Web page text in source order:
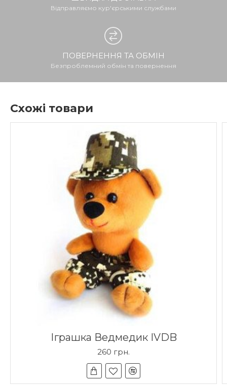
Відправляємо кур'єрськими службами
ПОВЕРНЕННЯ ТА ОБМІН
Безпроблемний обмін та повернення
Схожі товари
Іграшка Ведмедик IVDB
260 грн.